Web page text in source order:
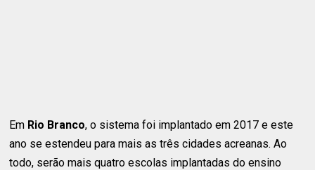
Em Rio Branco, o sistema foi implantado em 2017 e este
ano se estendeu para mais as três cidades acreanas. Ao
todo, serão mais quatro escolas implantadas do ensino